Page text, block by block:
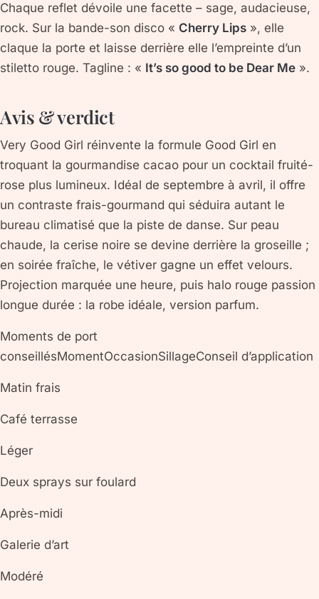
Chaque reflet dévoile une facette – sage, audacieuse,
rock. Sur la bande-son disco « Cherry Lips », elle
claque la porte et laisse derrière elle l’empreinte d’un
stiletto rouge. Tagline : « It’s so good to be Dear Me ».
Avis & verdict
Very Good Girl réinvente la formule Good Girl en
troquant la gourmandise cacao pour un cocktail fruité-
rose plus lumineux. Idéal de septembre à avril, il offre
un contraste frais-gourmand qui séduira autant le
bureau climatisé que la piste de danse. Sur peau
chaude, la cerise noire se devine derrière la groseille ;
en soirée fraîche, le vétiver gagne un effet velours.
Projection marquée une heure, puis halo rouge passion
longue durée : la robe idéale, version parfum.
Moments de port
conseillésMomentOccasionSillageConseil d’application
Matin frais
Café terrasse
Léger
Deux sprays sur foulard
Après-midi
Galerie d’art
Modéré